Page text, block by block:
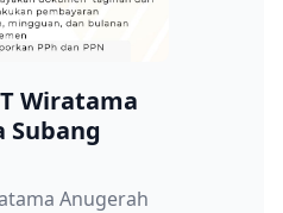
Wiratama
Subang
Anugerah